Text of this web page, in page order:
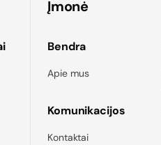
Įmonė
Bendra
Apie mus
Komunikacijos
Kontaktai